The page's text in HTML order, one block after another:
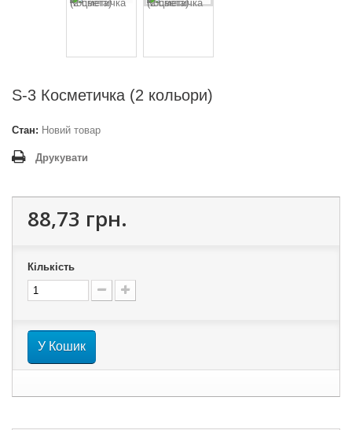
S-3 Косметичка (2 кольори)
Стан: Новий товар
Друкувати
88,73 грн.
Кількість
У Кошик